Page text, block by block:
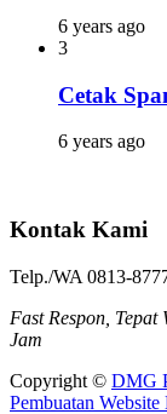
6 years ago
3
Cetak
6 years ago
Kontak Kami
Telp./WA 0813-
Fast Respon,
Jam
Copyright © DMG
Pembuatan Website